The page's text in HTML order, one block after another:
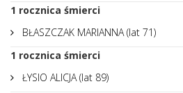
1 rocznica śmierci
BŁASZCZAK MARIANNA (lat 71)
1 rocznica śmierci
ŁYSIO ALICJA (lat 89)